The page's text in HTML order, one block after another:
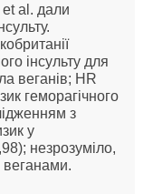
et al. дали
інсульту для
веганів; HR
геморагічного
з
у
незрозуміло,
веганами.